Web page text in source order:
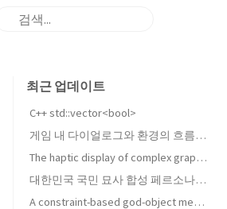
최근 업데이트
C++ std::vector<bool>
게임 내 다이얼로그와 환경의 흐름 변화 및 그 제어 방법에 대하여
The haptic display of complex graphical environments 리뷰
대한민국 국민 묘사 합성 페르소나의 9Axes 평가 수행
A constraint-based god-object method for haptic display 리뷰